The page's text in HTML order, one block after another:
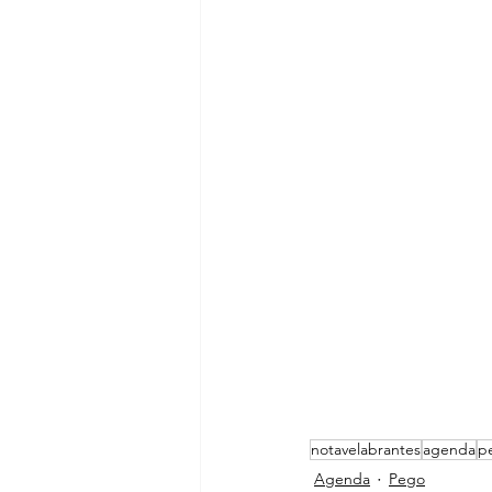
notavelabrantesagenda
Agenda
Pego